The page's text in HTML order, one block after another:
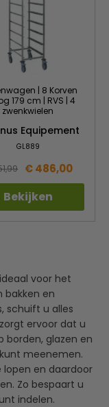
| 8 Korven
179 cm | RVS | 4
zwenkwielen
Equipement
GL889
€ 486,00
Bekijken
voor het
bakken en
schuift u alles
ervoor dat u
borden, glazen en
meenemen.
en daardoor
Zo bespaart u
indelen.